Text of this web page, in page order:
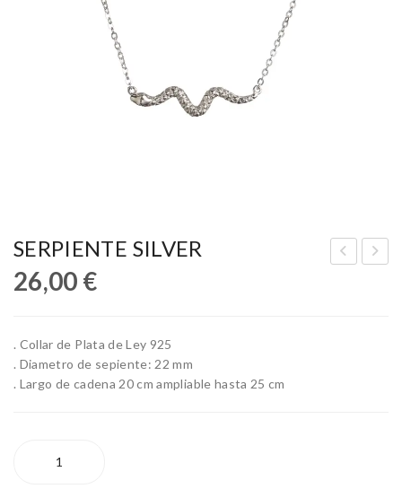
SERPIENTE SILVER
26,00 €
. Collar de Plata de Ley 925
. Diametro de sepiente: 22 mm
. Largo de cadena 20 cm ampliable hasta 25 cm
SILVER